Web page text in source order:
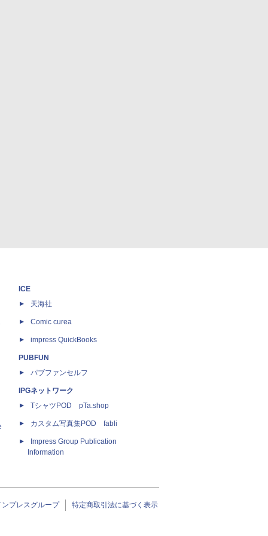
ICE
天海社
Comic curea
impress QuickBooks
PUBFUN
パブファンセルフ
IPGネットワーク
TシャツPOD pTa.shop
カスタム写真集POD fabli
Impress Group Publication
Information
ンプレスグループ 特定商取引法に基づく表示